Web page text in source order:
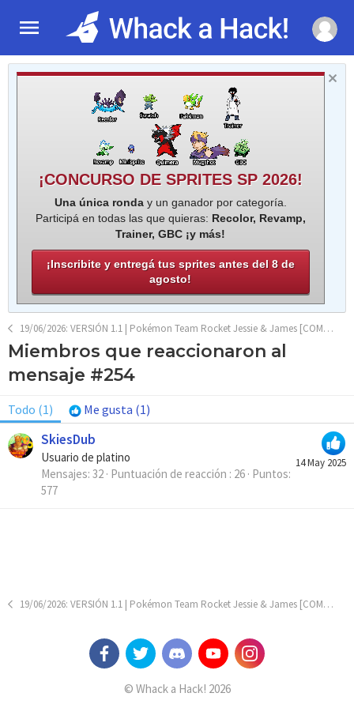
¡CONCURSO DE SPRITES SP 2026!
Una única ronday un ganador por categoría.
Participá en todas las que quieras: Recolor, Revamp,
Trainer, GBC ¡y más!
¡Inscribite y entregá tus sprites antes del 8 de
agosto!
19/06/2026: VERSIÓN 1.1 | Pokémon Team Rocket Jessie & James [COMPLETO]
Miembros que reaccionaron al
mensaje #254
Todo (1) Me gusta (1)
14 May 2025
SkiesDub
Usuario de platino
Mensajes 32 Puntuación de reacción 26 Puntos
577
19/06/2026: VERSIÓN 1.1 | Pokémon Team Rocket Jessie & James [COMPLETO]
© Whack a Hack! 2026